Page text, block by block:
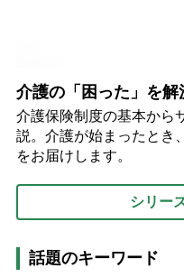
介護の「困った」を
介護保険制度の基本から
説。介護が始まったとき
をお届けします。
シリー
話題のキーワード